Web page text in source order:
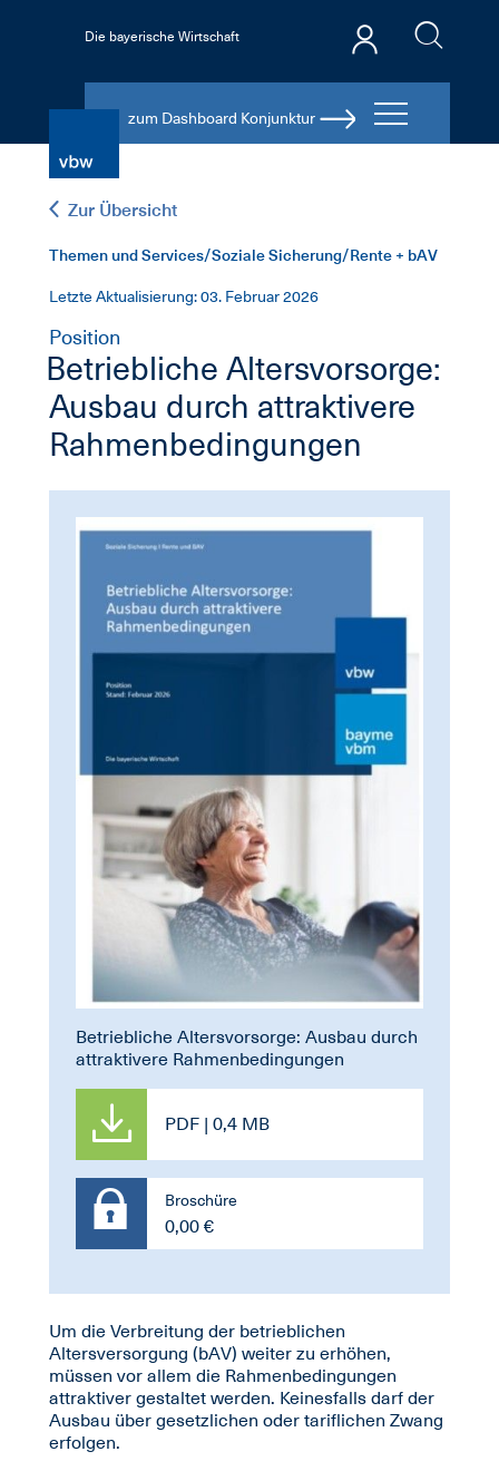
Die bayerische Wirtschaft
zum Dashboard Konjunktur
Zur Übersicht
Themen und Services/Soziale Sicherung/Rente + bAV
Letzte Aktualisierung: 03. Februar 2026
Position
Betriebliche Altersvorsorge:
Ausbau durch attraktivere
Rahmenbedingungen
Betriebliche Altersvorsorge: Ausbau durch
attraktivere Rahmenbedingungen
PDF | 0,4 MB
Broschüre
0,00 €
Um die Verbreitung der betrieblichen
Altersversorgung (bAV) weiter zu erhöhen,
müssen vor allem die Rahmenbedingungen
attraktiver gestaltet werden. Keinesfalls darf der
Ausbau über gesetzlichen oder tariflichen Zwang
erfolgen.